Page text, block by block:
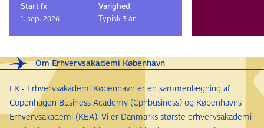
Start fx
1. sep. 2026
Varighed
Typisk 3 år
Om Erhvervsakademi København
EK - Erhvervsakademi København er en sammenlægning af
Copenhagen Business Academy (Cphbusiness) og Københavns
Erhvervsakademi (KEA). Vi er Danmarks største erhvervsakademi